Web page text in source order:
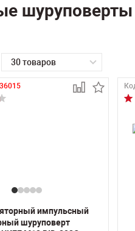
30 товаров
импульсный
шуруповерт